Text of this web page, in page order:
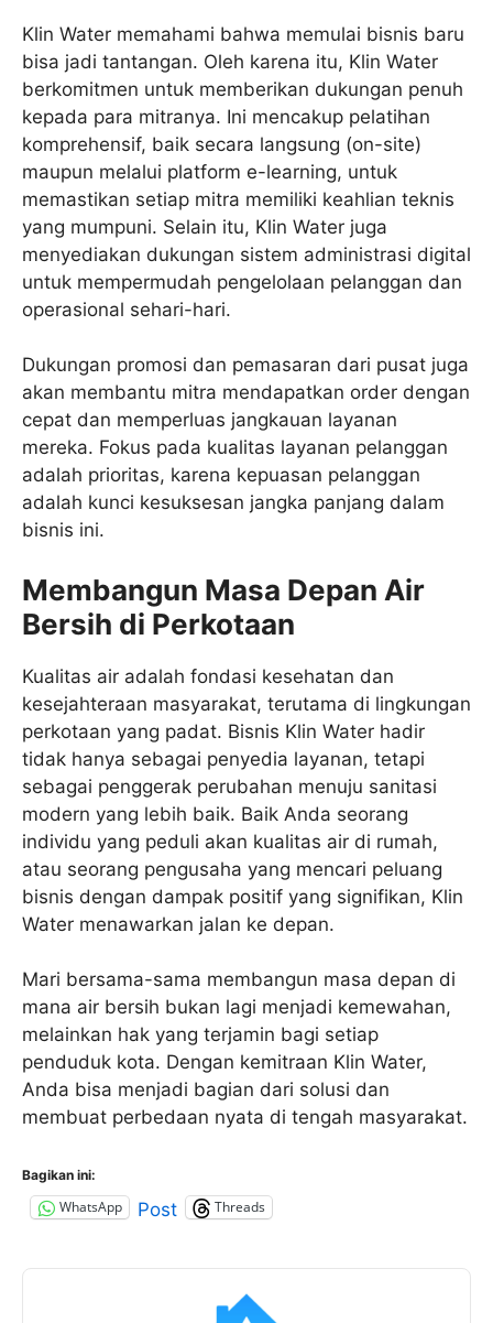
Klin Water memahami bahwa memulai bisnis baru
bisa jadi tantangan. Oleh karena itu, Klin Water
berkomitmen untuk memberikan dukungan penuh
kepada para mitranya. Ini mencakup pelatihan
komprehensif, baik secara langsung (on-site)
maupun melalui platform e-learning, untuk
memastikan setiap mitra memiliki keahlian teknis
yang mumpuni. Selain itu, Klin Water juga
menyediakan dukungan sistem administrasi digital
untuk mempermudah pengelolaan pelanggan dan
operasional sehari-hari.
Dukungan promosi dan pemasaran dari pusat juga
akan membantu mitra mendapatkan order dengan
cepat dan memperluas jangkauan layanan
mereka. Fokus pada kualitas layanan pelanggan
adalah prioritas, karena kepuasan pelanggan
adalah kunci kesuksesan jangka panjang dalam
bisnis ini.
Membangun Masa Depan Air
Bersih di Perkotaan
Kualitas air adalah fondasi kesehatan dan
kesejahteraan masyarakat, terutama di lingkungan
perkotaan yang padat. Bisnis Klin Water hadir
tidak hanya sebagai penyedia layanan, tetapi
sebagai penggerak perubahan menuju sanitasi
modern yang lebih baik. Baik Anda seorang
individu yang peduli akan kualitas air di rumah,
atau seorang pengusaha yang mencari peluang
bisnis dengan dampak positif yang signifikan, Klin
Water menawarkan jalan ke depan.
Mari bersama-sama membangun masa depan di
mana air bersih bukan lagi menjadi kemewahan,
melainkan hak yang terjamin bagi setiap
penduduk kota. Dengan kemitraan Klin Water,
Anda bisa menjadi bagian dari solusi dan
membuat perbedaan nyata di tengah masyarakat.
Bagikan ini:
WhatsApp Post Threads